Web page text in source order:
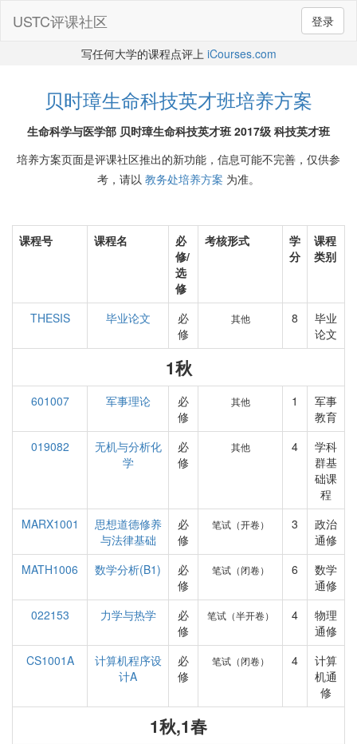
登录
USTC评课社区
写任何大学的课程点评上 iCourses.com
贝时璋生命科技英才班培养方案
生命科学与医学部 贝时璋生命科技英才班 2017级 科技英才班
培养方案页面是评课社区推出的新功能，信息可能不完善，仅供参
考，请以 教务处培养方案 为准。
课程号 课程名
必
修/
选
修
考核形式
学
分
课程
类别
THESIS 毕业论文
必
修
其他 8
毕业
论文
1秋
601007 军事理论
必
修
其他 1
军事
教育
019082
无机与分析化
学
必
修
其他 4
学科
群基
础课
程
MARX1001
思想道德修养
与法律基础
必
修
笔试（开卷） 3
政治
通修
MATH1006
数学分析(B1)
必
修
笔试（闭卷） 6
数学
通修
022153
力学与热学
必
修
笔试（半开卷） 4
物理
通修
CS1001A
计算机程序设
计A
必
修
笔试（闭卷） 4
计算
机通
修
1秋,1春